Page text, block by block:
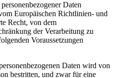
Daten
Europäischen Richtlinien- und
Recht, von dem
der Verarbeitung zu
Voraussetzungen
Daten wird von
bestritten, und zwar für eine